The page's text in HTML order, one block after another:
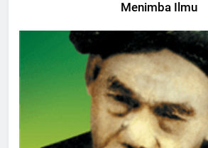
Menimba Ilmu